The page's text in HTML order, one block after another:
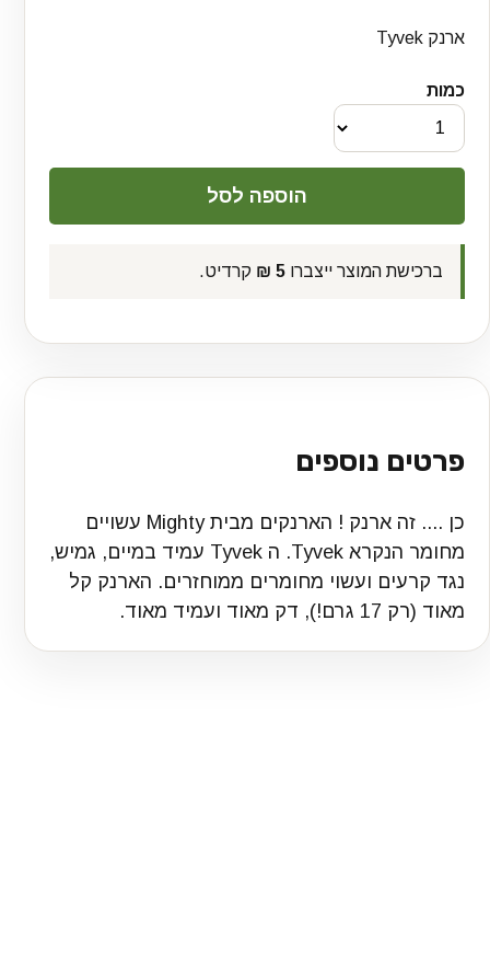
ארנק Tyvek
כמות
ברכישת המוצר ייצברו 5 ₪ קרדיט.
פרטים נוספים
כן .... זה ארנק ! הארנקים מבית Mighty עשויים
מחומר הנקרא Tyvek. ה Tyvek עמיד במיים, גמיש,
נגד קרעים ועשוי מחומרים ממוחזרים. הארנק קל
מאוד (רק 17 גרם!), דק מאוד ועמיד מאוד.